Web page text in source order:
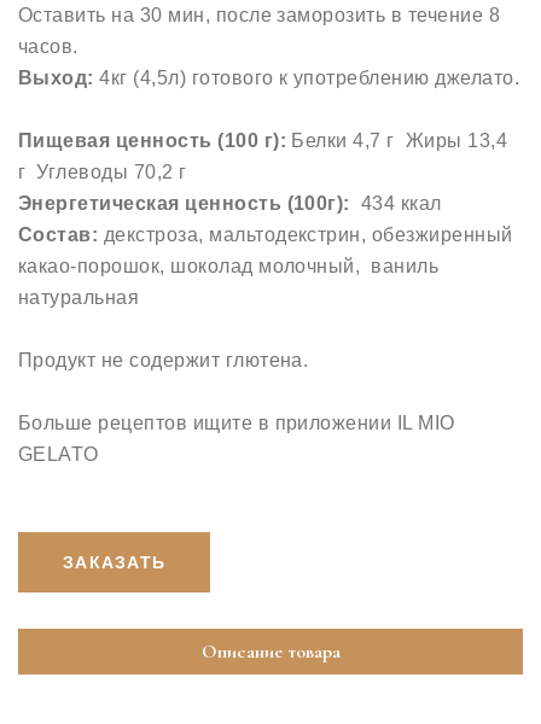
Оставить на 30 мин, после заморозить в течение 8
часов.
Выход: 4кг (4,5л) готового к употреблению джелато.
Пищевая ценность (100 г): Белки 4,7 г Жиры 13,4
г Углеводы 70,2 г
Энергетическая ценность (100г):
434 ккал
Состав: декстроза, мальтодекстрин, обезжиренный
какао-порошок, шоколад молочный, ваниль
натуральная
Продукт не содержит глютена.
Больше рецептов ищите в приложении IL MIO
GELATO
ЗАКАЗАТЬ
Описание товара